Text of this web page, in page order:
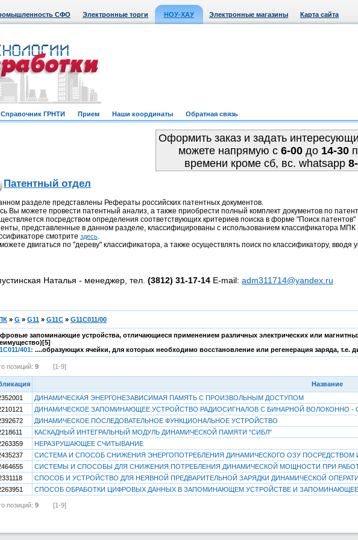
СФО Электронные торги НОУ-ХАУ Электронные магазины Карта сайта
Справочник ГРНТИ Прием Наши координаты Обратная связь
Оформить заказ и задать
можете напрямую c 6-00до 14-30
времени кроме сб, вс. whatsapp
Патентный отдел
разделе представлены Рефераты российских патентных документов.
Вы можете провести патентный анализ, а также приобрести полный комплект документов по
посредством определения соответствующих критериев поиска в форме "Поиск патентов"
представленные в данном разделе, классифицированы с использованием классификатора
смотрите здесь.
двигаться по "дереву" классификатора, а также осуществлять поиск по классификатору,
Наталья - менеджер, тел. (3812) 31-17-14 E-mail: adm311714@yandex.ru
» G » G11 » G11C » G11C011/00
запоминающие устройства, отличающиеся применением различных электрических или
401: ....образующих ячейки, для которых необходимо восстановление или регенерация заряда, т.е.
позиций: 9 [1-9]
Название
ДИНАМИЧЕСКАЯ ЭНЕРГОНЕЗАВИСИМАЯ ПАМЯТЬ С ПРОИЗВОЛЬНЫМ ДОСТУПОМ
ДИНАМИЧЕСКОЕ ЗАПОМИНАЮЩЕЕ УСТРОЙСТВО РАДИОСИГНАЛОВ С БИНАРНОЙ ВОЛОКОННО -
ДИНАМИЧЕСКОЕ ПОСЛЕДОВАТЕЛЬНОЕ ФУНКЦИОНАЛЬНОЕ УСТРОЙСТВО
КАСКАДНЫЙ ИНТЕГРАЛЬНЫЙ МОДУЛЬ ДИНАМИЧЕСКОЙ ПАМЯТИ "СИБЛ"
НЕРАЗРУШАЮЩЕЕ СЧИТЫВАНИЕ
СИСТЕМА И СПОСОБ СНИЖЕНИЯ ЭНЕРГОПОТРЕБЛЕНИЯ ДИНАМИЧЕСКОГО ОЗУ ПОСРЕДСТВОМ
СИСТЕМЫ И СПОСОБЫ ДЛЯ СНИЖЕНИЯ ПОТРЕБЛЕНИЯ ДИНАМИЧЕСКОЙ МОЩНОСТИ ПРИ
СПОСОБ И УСТРОЙСТВО ДЛЯ НЕЯВНОЙ ПРЕДВАРИТЕЛЬНОЙ ЗАРЯДКИ ДИНАМИЧЕСКОЙ
СПОСОБ ОБРАБОТКИ ЦИФРОВЫХ ДАННЫХ В ЗАПОМИНАЮЩЕМ УСТРОЙСТВЕ И
позиций: 9 [1-9]